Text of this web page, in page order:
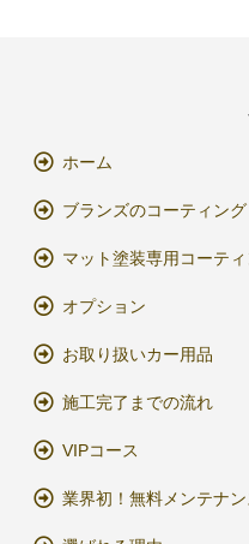
ホーム
ブランズのコーティング
マット塗装専用コーテ
オプション
お取り扱いカー用品
施工完了までの流れ
VIPコース
業界初！無料メンテナン